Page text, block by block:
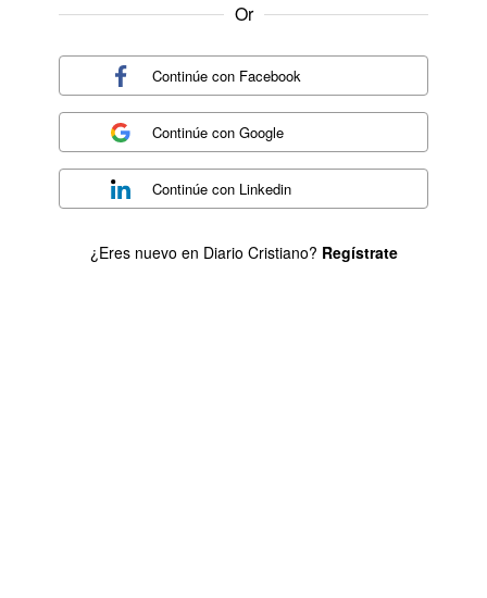
Or
Continúe con Facebook
Continúe conGoogle
Continúe con Linkedin
¿Eres nuevo en Diario Cristiano? Regístrate